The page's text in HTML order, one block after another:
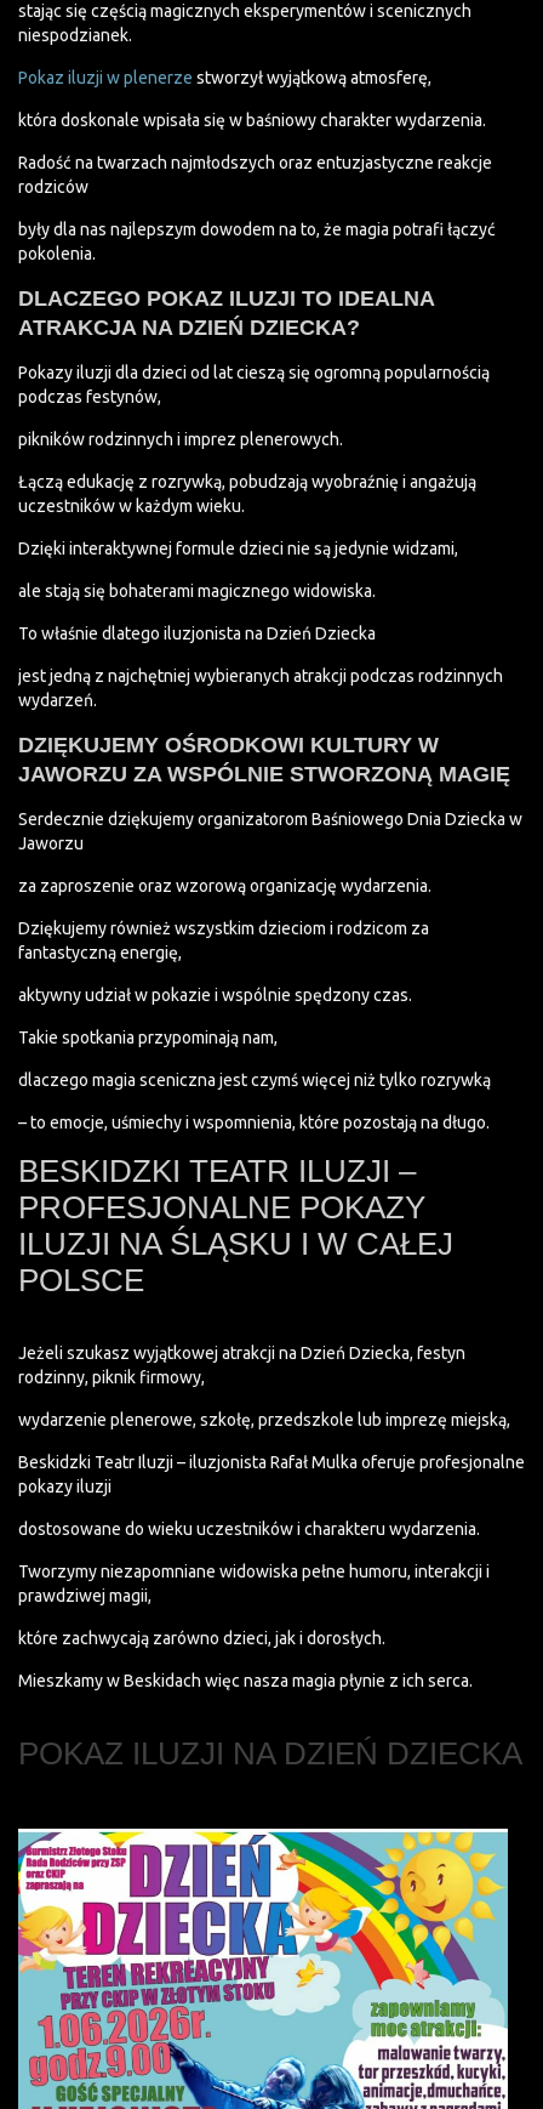
stając się częścią magicznych eksperymentów i scenicznych
niespodzianek.
Pokaz iluzji w plenerze stworzył wyjątkową atmosferę,
która doskonale wpisała się w baśniowy charakter wydarzenia.
Radość na twarzach najmłodszych oraz entuzjastyczne reakcje
rodziców
były dla nas najlepszym dowodem na to, że magia potrafi łączyć
pokolenia.
DLACZEGO POKAZ ILUZJI TO IDEALNA
ATRAKCJA NA DZIEŃ DZIECKA?
Pokazy iluzji dla dzieci od lat cieszą się ogromną popularnością
podczas festynów,
pikników rodzinnych i imprez plenerowych.
Łączą edukację z rozrywką, pobudzają wyobraźnię i angażują
uczestników w każdym wieku.
Dzięki interaktywnej formule dzieci nie są jedynie widzami,
ale stają się bohaterami magicznego widowiska.
To właśnie dlatego iluzjonista na Dzień Dziecka
jest jedną z najchętniej wybieranych atrakcji podczas rodzinnych
wydarzeń.
DZIĘKUJEMY OŚRODKOWI KULTURY W
JAWORZU ZA WSPÓLNIE STWORZONĄ MAGIĘ
Serdecznie dziękujemy organizatorom Baśniowego Dnia Dziecka w
Jaworzu
za zaproszenie oraz wzorową organizację wydarzenia.
Dziękujemy również wszystkim dzieciom i rodzicom za
fantastyczną energię,
aktywny udział w pokazie i wspólnie spędzony czas.
Takie spotkania przypominają nam,
dlaczego magia sceniczna jest czymś więcej niż tylko rozrywką
– to emocje, uśmiechy i wspomnienia, które pozostają na długo.
BESKIDZKI TEATR ILUZJI –
PROFESJONALNE POKAZY
ILUZJI NA ŚLĄSKU I W CAŁEJ
POLSCE
Jeżeli szukasz wyjątkowej atrakcji na Dzień Dziecka, festyn
rodzinny, piknik firmowy,
wydarzenie plenerowe, szkołę, przedszkole lub imprezę miejską,
Beskidzki Teatr Iluzji – iluzjonista Rafał Mulka oferuje profesjonalne
pokazy iluzji
dostosowane do wieku uczestników i charakteru wydarzenia.
Tworzymy niezapomniane widowiska pełne humoru, interakcji i
prawdziwej magii,
które zachwycają zarówno dzieci, jak i dorosłych.
Mieszkamy w Beskidach więc nasza magia płynie z ich serca.
POKAZ ILUZJI NA DZIEŃ DZIECKA